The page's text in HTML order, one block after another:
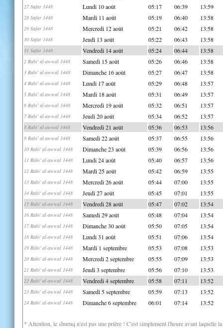
27 Safar 1448 Lundi 10 août 05:17 06:39 13:59
28 Safar 1448 Mardi 11 août 05:19 06:40 13:58
29 Safar 1448 Mercredi 12 août 05:21 06:42 13:58
30 Safar 1448 Jeudi 13 août 05:22 06:43 13:58
31 Safar 1448 Vendredi 14 août 05:24 06:44 13:58
2 Rabi' al-awwal 1448 Samedi 15 août 05:26 06:46 13:58
3 Rabi' al-awwal 1448 Dimanche 16 août 05:27 06:47 13:58
4 Rabi' al-awwal 1448 Lundi 17 août 05:29 06:48 13:57
5 Rabi' al-awwal 1448 Mardi 18 août 05:31 06:49 13:57
6 Rabi' al-awwal 1448 Mercredi 19 août 05:32 06:51 13:57
7 Rabi' al-awwal 1448 Jeudi 20 août 05:34 06:52 13:57
8 Rabi' al-awwal 1448 Vendredi 21 août 05:36 06:53 13:56
9 Rabi' al-awwal 1448 Samedi 22 août 05:37 06:55 13:56
10 Rabi' al-awwal 1448 Dimanche 23 août 05:39 06:56 13:56
11 Rabi' al-awwal 1448 Lundi 24 août 05:40 06:57 13:56
12 Rabi' al-awwal 1448 Mardi 25 août 05:42 06:59 13:55
13 Rabi' al-awwal 1448 Mercredi 26 août 05:44 07:00 13:55
14 Rabi' al-awwal 1448 Jeudi 27 août 05:45 07:01 13:55
15 Rabi' al-awwal 1448 Vendredi 28 août 05:47 07:02 13:54
16 Rabi' al-awwal 1448 Samedi 29 août 05:48 07:04 13:54
17 Rabi' al-awwal 1448 Dimanche 30 août 05:50 07:05 13:54
18 Rabi' al-awwal 1448 Lundi 31 août 05:51 07:06 13:54
19 Rabi' al-awwal 1448 Mardi 1 septembre 05:53 07:08 13:53
20 Rabi' al-awwal 1448 Mercredi 2 septembre 05:55 07:09 13:53
21 Rabi' al-awwal 1448 Jeudi 3 septembre 05:56 07:10 13:53
22 Rabi' al-awwal 1448 Vendredi 4 septembre 05:58 07:11 13:52
23 Rabi' al-awwal 1448 Samedi 5 septembre 05:59 07:13 13:52
24 Rabi' al-awwal 1448 Dimanche 6 septembre 06:01 07:14 13:52
* Attention, le shuruq n'est pas une prière ! C'est simplement l'heure avant laquelle